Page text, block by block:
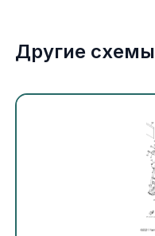
Другое
Другие